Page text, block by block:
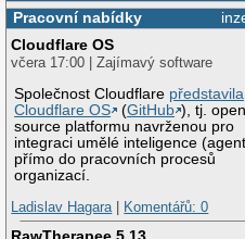
Pracovní nabídky
Cloudflare OS
včera 17:00 | Zajímavý software
Společnost Cloudflare představila
Cloudflare OS
(GitHub ), tj. open
source platformu navrženou pro
integraci umělé inteligence
přímo do pracovních procesů
organizací.
Ladislav Hagara| Komentářů: 0